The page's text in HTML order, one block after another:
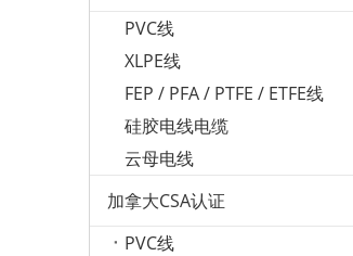
PVC线
XLPE线
FEP / PFA / PTFE / ETFE线
硅胶电线电缆
云母电线
加拿大CSA认证
PVC线